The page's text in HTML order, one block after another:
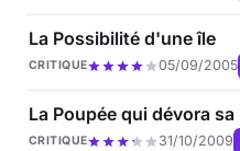
La Possibilité d'une île
CRITIQUE 05/09/2005
La Poupée qui dévora sa
CRITIQUE 31/10/2009